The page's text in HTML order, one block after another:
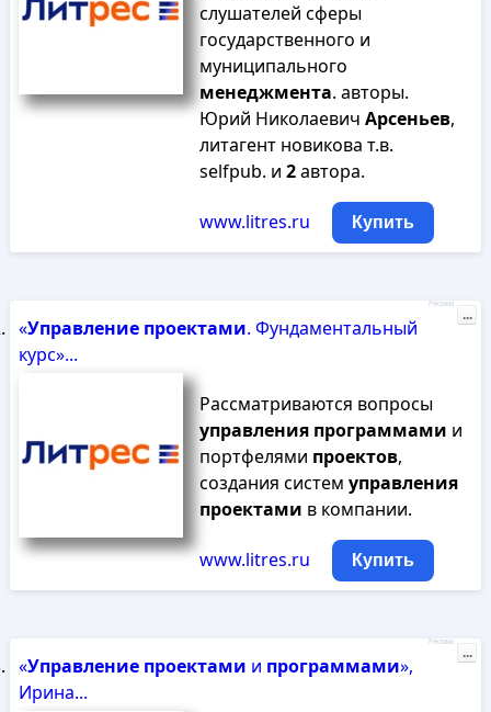
слушателей сферы
государственного и
муниципального
менеджмента. авторы.
Юрий Николаевич Арсеньев,
литагент новикова т.в.
selfpub. и 2автора.
www.litres.ru Купить
«Управление проектами. Фундаментальный
курс»...
Рассматриваются вопросы
управления программами и
портфелями проектов,
создания систем управления
проектами в компании.
www.litres.ru Купить
Реклама
...
«Управление проектами и программами»,
Ирина...
Реклама
...